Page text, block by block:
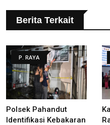
Berita Terkait
P. RAYA
Polsek Pahandut
Identifikasi Kebakaran